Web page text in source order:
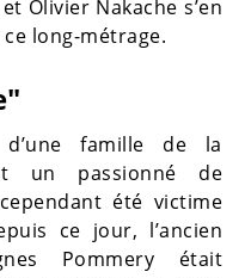
Olivier Nakache s’en
long-métrage.
d’une famille de la
un passionné de
été victime
ce jour, l’ancien
Pommery était